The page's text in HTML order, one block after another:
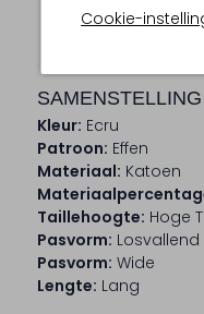
Cookie-
Kleur: Ecru
Patroon: Effen
Materiaal: Katoen
Taillehoogte: Hoge
Pasvorm: Losvallend
Pasvorm: Wide
Lengte: Lang